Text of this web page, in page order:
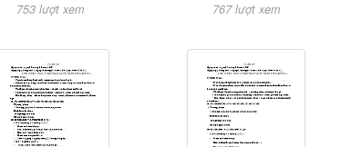
753 lượt xem 767 lượt xem